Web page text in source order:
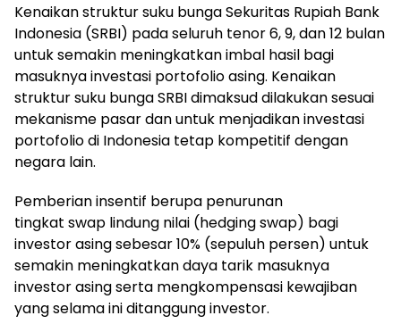
Kenaikan struktur suku bunga Sekuritas Rupiah Bank
Indonesia (SRBI) pada seluruh tenor 6, 9, dan 12 bulan
untuk semakin meningkatkan imbal hasil bagi
masuknya investasi portofolio asing. Kenaikan
struktur suku bunga SRBI dimaksud dilakukan sesuai
mekanisme pasar dan untuk menjadikan investasi
portofolio di Indonesia tetap kompetitif dengan
negara lain.
Pemberian insentif berupa penurunan
tingkat swap lindung nilai (hedging swap) bagi
investor asing sebesar 10% (sepuluh persen) untuk
semakin meningkatkan daya tarik masuknya
investor asing serta mengkompensasi kewajiban
yang selama ini ditanggung investor.